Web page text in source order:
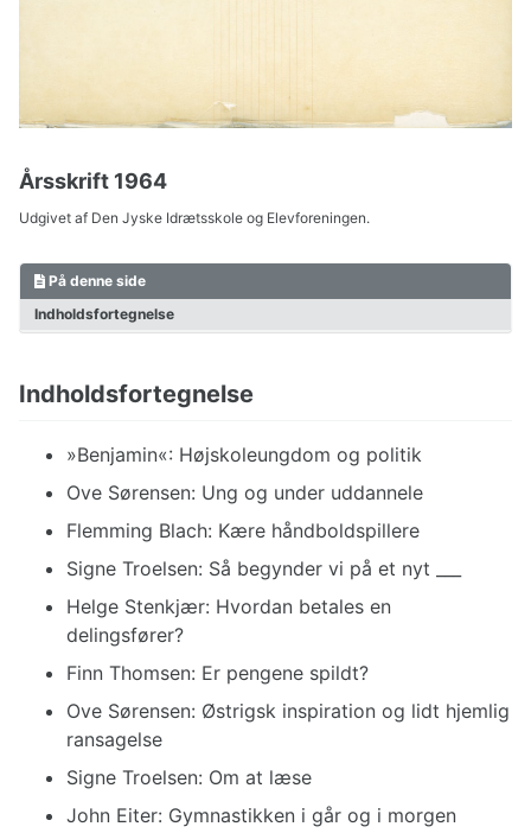
Årsskrift 1964
Udgivet af Den Jyske Idrætsskole og Elevforeningen.
På denne side
Indholdsfortegnelse
Indholdsfortegnelse
»Benjamin«: Højskoleungdom og politik
Ove Sørensen: Ung og under uddannele
Flemming Blach: Kære håndboldspillere
Signe Troelsen: Så begynder vi på et nyt ___
Helge Stenkjær: Hvordan betales en
delingsfører?
Finn Thomsen: Er pengene spildt?
Ove Sørensen: Østrigsk inspiration og lidt hjemlig
ransagelse
Signe Troelsen: Om at læse
John Eiter: Gymnastikken i går og i morgen